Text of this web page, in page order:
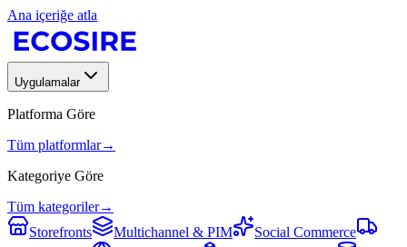
Ana içeriğe atla
Uygulamalar
Platforma Göre
Tüm platformlar→
Kategoriye Göre
Tüm kategoriler→
Storefronts
Multichannel & PIM
Social Commerce